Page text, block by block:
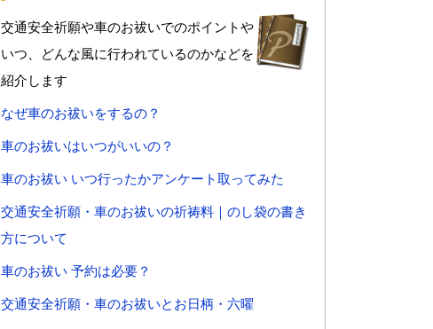
交通安全祈願や車のお祓いでのポイントや
いつ、どんな風に行われているのかなどを
紹介します
なぜ車のお祓いをするの？
車のお祓いはいつがいいの？
車のお祓い いつ行ったかアンケート取ってみた
交通安全祈願・車のお祓いの祈祷料｜のし袋の書き
方について
車のお祓い 予約は必要？
交通安全祈願・車のお祓いとお日柄・六曜